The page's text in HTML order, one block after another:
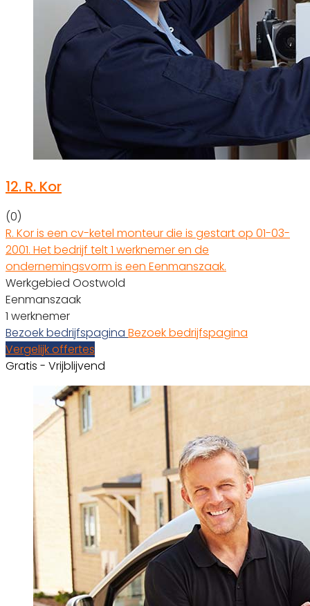
12. R. Kor
(0)
R. Kor is een cv-ketel monteur die is gestart op 01-03-
2001. Het bedrijf telt 1 werknemer en de
ondernemingsvorm is een Eenmanszaak.
Werkgebied Oostwold
Eenmanszaak
1 werknemer
Bezoek bedrijfspagina Bezoek bedrijfspagina
Vergelijk offertes
Gratis - Vrijblijvend